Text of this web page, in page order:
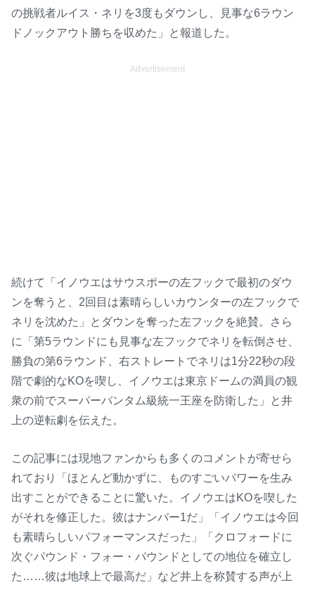
の挑戦者ルイス・ネリを3度もダウンし、見事な6ラウン
ドノックアウト勝ちを収めた」と報道した。
Advertisement
続けて「イノウエはサウスポーの左フックで最初のダウ
ンを奪うと、2回目は素晴らしいカウンターの左フックで
ネリを沈めた」とダウンを奪った左フックを絶賛。さら
に「第5ラウンドにも見事な左フックでネリを転倒させ、
勝負の第6ラウンド、右ストレートでネリは1分22秒の段
階で劇的なKOを喫し、イノウエは東京ドームの満員の観
衆の前でスーパーバンタム級統一王座を防衛した」と井
上の逆転劇を伝えた。
この記事には現地ファンからも多くのコメントが寄せら
れており「ほとんど動かずに、ものすごいパワーを生み
出すことができることに驚いた。イノウエはKOを喫した
がそれを修正した。彼はナンバー1だ」「イノウエは今回
も素晴らしいパフォーマンスだった」「クロフォードに
次ぐパウンド・フォー・パウンドとしての地位を確立し
た……彼は地球上で最高だ」など井上を称賛する声が上